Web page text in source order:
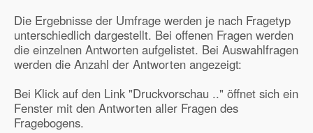
Die Ergebnisse der Umfrage werden je nach Fragetyp
unterschiedlich dargestellt. Bei offenen Fragen werden
die einzelnen Antworten aufgelistet. Bei Auswahlfragen
werden die Anzahl der Antworten angezeigt:
Bei Klick auf den Link "Druckvorschau .." öffnet sich ein
Fenster mit den Antworten aller Fragen des
Fragebogens.